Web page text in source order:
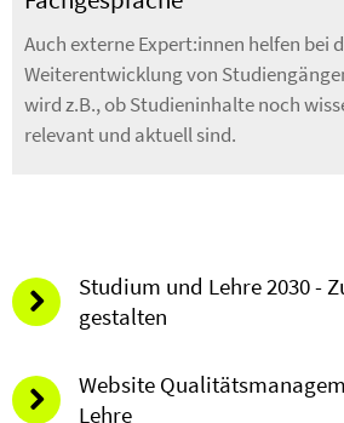
Auch externe Expert:innen helfen bei
Weiterentwicklung von
wird z.B., ob Studieninhalte noch
relevant und aktuell sind.
Studium und Lehre 2030 -
gestalten
Website
Lehre